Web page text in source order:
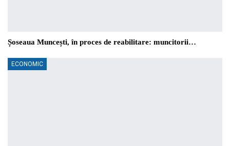
Șoseaua Muncești, în proces de reabilitare: muncitorii…
ECONOMIC